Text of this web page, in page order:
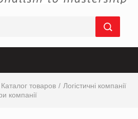
Каталог товаров
Логістичні компанії
компанії